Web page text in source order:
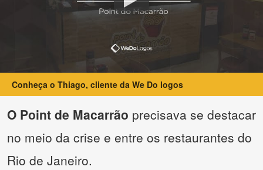
Conheça o Thiago, cliente da We Do logos
O Point de Macarrão precisava se destacar
no meio da crise e entre os restaurantes do
Rio de Janeiro.